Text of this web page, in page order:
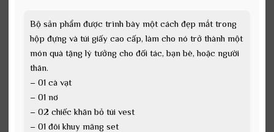
Bộ sản phẩm được trình bày một cách đẹp mắt trong
hộp đựng và túi giấy cao cấp, làm cho nó trở thành một
món quà tặng lý tưởng cho đối tác, bạn bè, hoặc người
thân.
– 01 cà vạt
– 01 nơ
– 02 chiếc khăn bỏ túi vest
– 01 đôi khuy măng set